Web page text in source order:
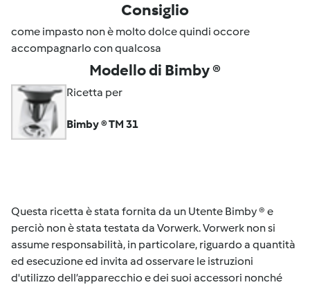
Consiglio
come impasto non è molto dolce quindi occore
accompagnarlo con qualcosa
Modello di Bimby ®
Ricetta per
Bimby ® TM 31
Questa ricetta è stata fornita da un Utente Bimby ® e
perciò non è stata testata da Vorwerk. Vorwerk non si
assume responsabilità, in particolare, riguardo a quantità
ed esecuzione ed invita ad osservare le istruzioni
d'utilizzo dell’apparecchio e dei suoi accessori nonché